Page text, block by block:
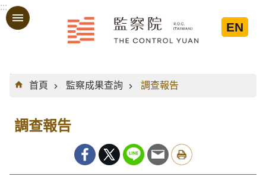
跳到主要內容區塊
:::
EN
:::
首頁
監察成果查詢 調查報告
調查報告